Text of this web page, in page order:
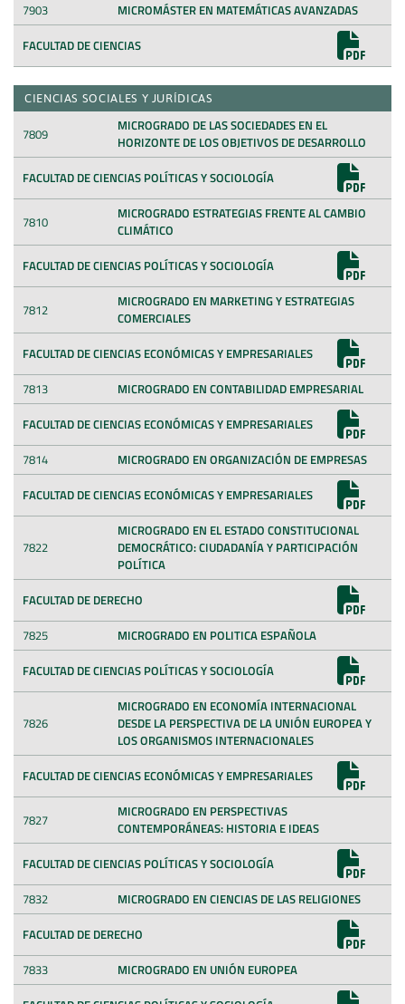
7903
MICROMÁSTER EN MATEMÁTICAS AVANZADAS
FACULTAD DE CIENCIAS
CIENCIAS SOCIALES Y JURÍDICAS
7809
MICROGRADO DE LAS SOCIEDADES EN EL
HORIZONTE DE LOS OBJETIVOS DE DESARROLLO
FACULTAD DE CIENCIAS POLÍTICAS Y SOCIOLOGÍA
7810
MICROGRADO ESTRATEGIAS FRENTE AL CAMBIO
CLIMÁTICO
FACULTAD DE CIENCIAS POLÍTICAS Y SOCIOLOGÍA
7812
MICROGRADO EN MARKETING Y ESTRATEGIAS
COMERCIALES
FACULTAD DE CIENCIAS ECONÓMICAS Y EMPRESARIALES
7813
MICROGRADO EN CONTABILIDAD EMPRESARIAL
FACULTAD DE CIENCIAS ECONÓMICAS Y EMPRESARIALES
7814
MICROGRADO EN ORGANIZACIÓN DE EMPRESAS
FACULTAD DE CIENCIAS ECONÓMICAS Y EMPRESARIALES
7822
MICROGRADO EN EL ESTADO CONSTITUCIONAL
DEMOCRÁTICO: CIUDADANÍA Y PARTICIPACIÓN
POLÍTICA
FACULTAD DE DERECHO
7825
MICROGRADO EN POLITICA ESPAÑOLA
FACULTAD DE CIENCIAS POLÍTICAS Y SOCIOLOGÍA
7826
MICROGRADO EN ECONOMÍA INTERNACIONAL
DESDE LA PERSPECTIVA DE LA UNIÓN EUROPEA Y
LOS ORGANISMOS INTERNACIONALES
FACULTAD DE CIENCIAS ECONÓMICAS Y EMPRESARIALES
7827
MICROGRADO EN PERSPECTIVAS
CONTEMPORÁNEAS: HISTORIA E IDEAS
FACULTAD DE CIENCIAS POLÍTICAS Y SOCIOLOGÍA
7832
MICROGRADO EN CIENCIAS DE LAS RELIGIONES
FACULTAD DE DERECHO
7833
MICROGRADO EN UNIÓN EUROPEA